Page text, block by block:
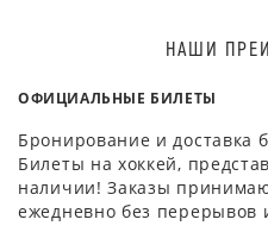
НАШИ
ОФИЦИАЛЬНЫЕ БИЛЕТЫ
Бронирование и доставка
Билеты на хоккей,
наличии! Заказы
ежедневно без перерывов